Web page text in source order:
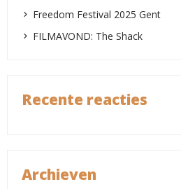
Freedom Festival 2025 Gent
FILMAVOND: The Shack
Recente reacties
Archieven